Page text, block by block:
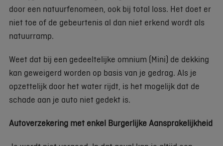
door een natuurfenomeen, ook bij total loss. Het doet er
niet toe of de gebeurtenis al dan niet erkend wordt als
natuurramp.
Weet dat bij een gedeeltelijke omnium (Mini) de dekking
kan geweigerd worden op basis van je gedrag. Als je
opzettelijk door het water rijdt, is het mogelijk dat de
schade aan je auto niet gedekt is.
Autoverzekering met enkel Burgerlijke Aansprakelijkheid